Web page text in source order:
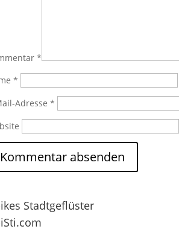
*
*
Adresse*
Stadtgeflüster